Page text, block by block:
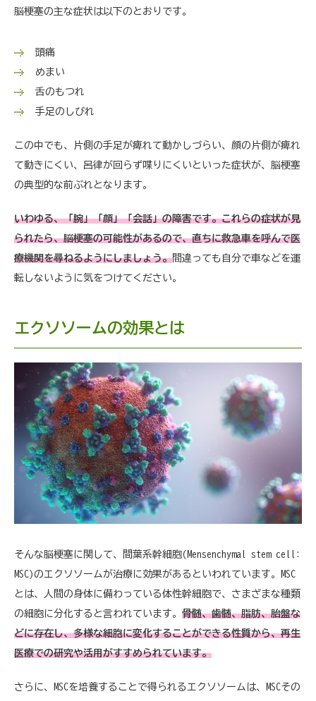
脳梗塞の主な症状は以下のとおりです。
頭痛
めまい
舌のもつれ
手足のしびれ
この中でも、片側の手足が痺れて動かしづらい、顔の片側が痺れ
て動きにくい、呂律が回らず喋りにくいといった症状が、脳梗塞
の典型的な前ぶれとなります。
いわゆる、「腕」「顔」「会話」の障害です。これらの症状が見
られたら、脳梗塞の可能性があるので、直ちに救急車を呼んで医
療機関を尋ねるようにしましょう。間違っても自分で車などを運
転しないように気をつけてください。
エクソソームの効果とは
そんな脳梗塞に関して、間葉系幹細胞(Mensenchymal stem cell:
MSC)のエクソソームが治療に効果があるといわれています。MSC
とは、人間の身体に備わっている体性幹細胞で、さまざまな種類
の細胞に分化すると言われています。 骨髄、歯髄、脂肪、胎盤な
どに存在し、多様な細胞に変化することができる性質から、再生
医療での研究や活用がすすめられています。
さらに、MSCを培養することで得られるエクソソームは、MSCその